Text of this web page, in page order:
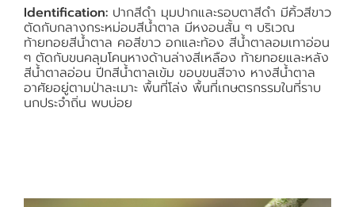
Identification: ปากสีดำ มุมปากและรอบตาสีดำ มีคิ้วสีขาว
ตัดกับกลางกระหม่อมสีน้ำตาล มีหงอนสั้น ๆ บริเวณ
ท้ายทอยสีน้ำตาล คอสีขาว อกและท้อง สีน้ำตาลอมเทาอ่อน
ๆ ตัดกับขนคลุมโคนหางด้านล่างสีเหลือง ท้ายทอยและหลัง
สีน้ำตาลอ่อน ปีกสีน้ำตาลเข้ม ขอบขนสีจาง หางสีน้ำตาล
อาศัยอยู่ตามป่าละเมาะ พื้นที่โล่ง พื้นที่เกษตรกรรมในที่ราบ
นกประจำถิ่น พบบ่อย